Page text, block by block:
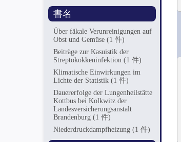
書名
Über fäkale Verunreinigungen auf
Obst und Gemüse(1 件)
Beiträge zur Kasuistik der
Streptokokkeninfektion(1 件)
Klimatische Einwirkungen im
Lichte der Statistik(1 件)
Dauererfolge der Lungenheilstätte
Kottbus bei Kolkwitz der
Landesversicherungsanstalt
Brandenburg(1 件)
Niederdruckdampfheizung(1 件)